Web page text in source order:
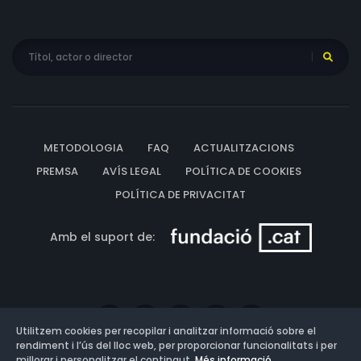
METODOLOGIA FAQ
ACTUALITZACIONS
PREMSA
AVÍS LEGAL
POLÍTICA DE COOKIES
POLÍTICA DE PRIVACITAT
Amb el suport de:
Utilitzem cookies per recopilar i analitzar informació sobre el
rendiment i l’ús del lloc web, per proporcionar funcionalitats i per